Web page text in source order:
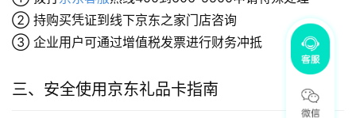
② 持购买凭证到线下京东之家门店咨询
③ 企业用户可通过增值税发票进行财务冲抵
三、安全使用京东礼品卡指南